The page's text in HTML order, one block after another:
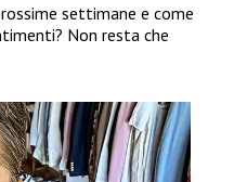
settimane e come
Non resta che